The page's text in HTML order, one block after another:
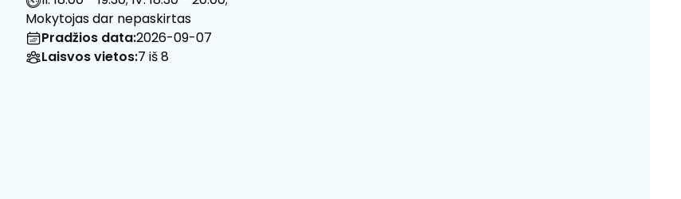
Mokytojas dar nepaskirtas
Pradžios data:2026-09-07
Laisvos vietos:7 iš 8